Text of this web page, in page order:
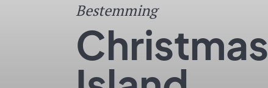
Bestemming
Christmas